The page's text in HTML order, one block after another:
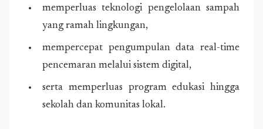
memperluas teknologi pengelolaan sampah
yang ramah lingkungan,
mempercepat pengumpulan data real-time
pencemaran melalui sistem digital,
serta memperluas program edukasi hingga
sekolah dan komunitas lokal.